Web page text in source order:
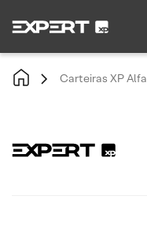
Carteiras XP Alfa